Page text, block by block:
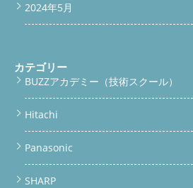
2024年5月
カテゴリー
BUZZアカデミー（技術スクール）
Hitachi
Panasonic
SHARP